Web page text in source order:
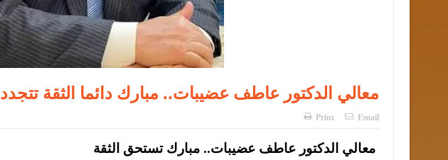
معالي الدكتور عاطف عضيبات.. مبارك دائما الثقة تتجدد
Print Email
معالي الدكتور عاطف عضيبات.. مبارك تستحق الثقة